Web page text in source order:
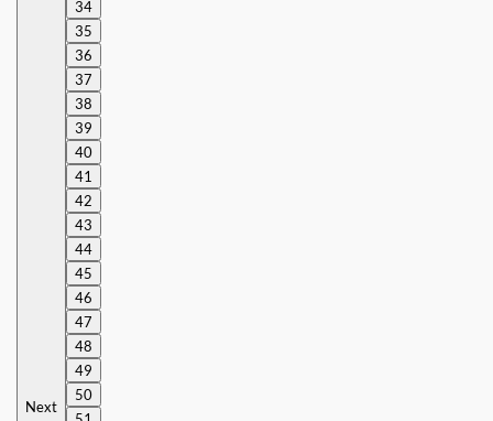
Next
34
35
36
37
38
39
40
41
42
43
44
45
46
47
48
49
50